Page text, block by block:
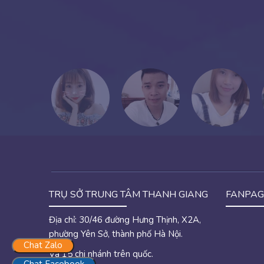
TRỤ SỞ TRUNG TÂM THANH GIANG
Địa chỉ: 30/46 đường Hưng Thịnh, X2A,
phường Yên Sở, thành phố Hà Nội.
Và 15 chi nhánh trên quốc.
Chat Zalo